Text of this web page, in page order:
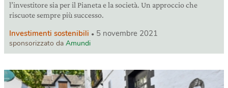
l’investitore sia per il Pianeta e la società. Un approccio che
riscuote sempre più successo.
Investimenti sostenibili 5 novembre 2021
sponsorizzato da Amundi